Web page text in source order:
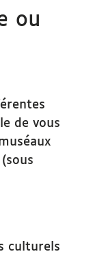
ou
de vous
culturels